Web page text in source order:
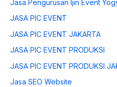
Jasa Pengurusan Ijin Event
JASA PIC EVENT
JASA PIC EVENT JAKARTA
JASA PIC EVENT PRODUKSI
JASA PIC EVENT PRODUKSI
Jasa SEO Website